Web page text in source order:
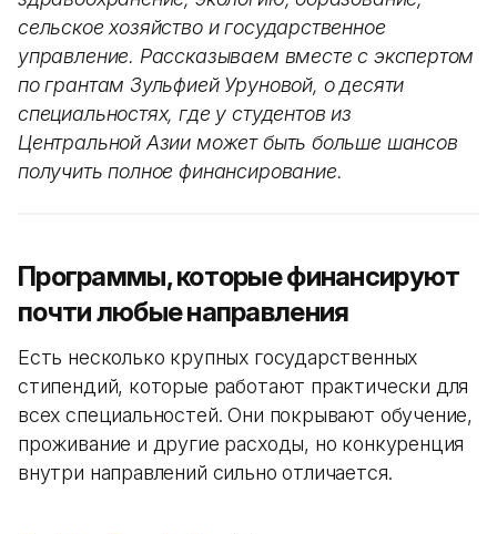
сельское хозяйство и государственное
управление. Рассказываем вместе с экспертом
по грантам Зульфией Уруновой, о десяти
специальностях, где у студентов из
Центральной Азии может быть больше шансов
получить полное финансирование.
Программы, которые финансируют
почти любые направления
Есть несколько крупных государственных
стипендий, которые работают практически для
всех специальностей. Они покрывают обучение,
проживание и другие расходы, но конкуренция
внутри направлений сильно отличается.